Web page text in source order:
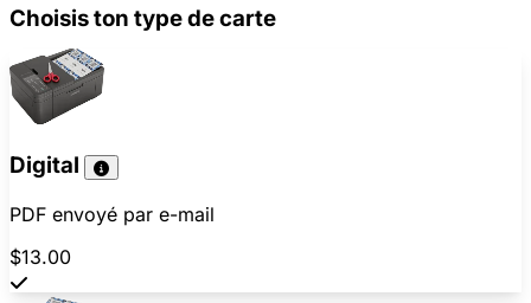
Choisis ton type de carte
Digital
PDF envoyé par e-mail
$13.00